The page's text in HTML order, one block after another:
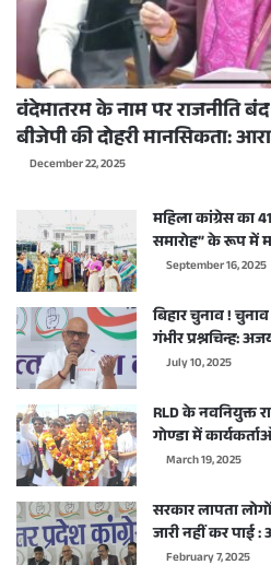
वंदेमातरम के नाम पर राजनीति
बीजेपी की दोहरी मानसिकता:
December 22, 2025
महिला कांग्रेस का
समारोह” के रूप में
September 16, 2025
बिहार चुनाव !
गंभीर प्रश्नचिन्ह:
July 10, 2025
RLD के नवनियुक्त
गोण्डा में
March 19, 2025
सरकार लापता
जारी नहीं कर पाई
February 7, 2025